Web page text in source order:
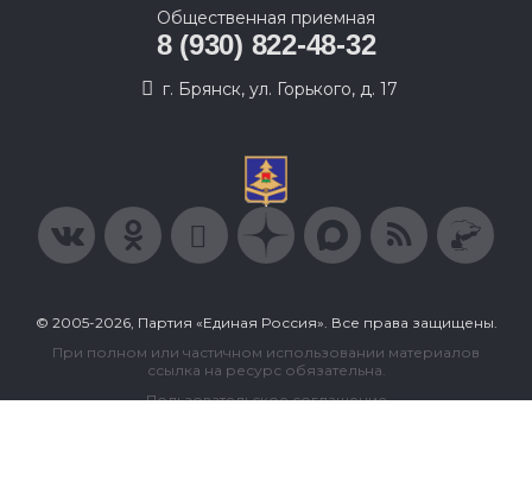
Общественная приемная
8 (930) 822-48-32
г. Брянск, ул. Горького, д. 17
© 2005-2026, Партия «Единая Россия». Все права защищены.
При полном или частичном использовании материалов
ссылка на ресурс обязательна.
Пользовательское соглашение